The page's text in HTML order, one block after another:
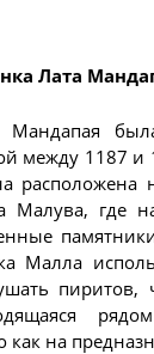
Лата
Мандапая
между 1187 и
расположена
Малува, где
Малла
пиритов,
как на